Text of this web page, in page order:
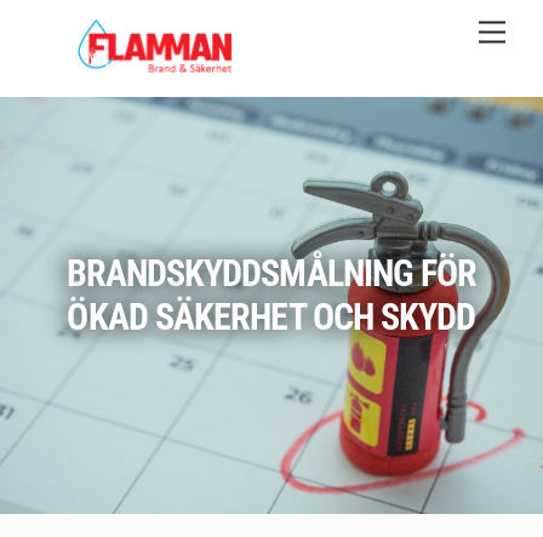
BRANDSKYDDSMÅLNING FÖR
ÖKAD SÄKERHET OCH SKYDD